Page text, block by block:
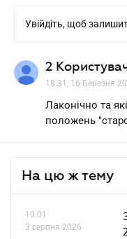
Увійдіть, щоб
2
18.31, 16 Березня
Лаконічно та
положень
На цю ж тему
10.01
3 серпня 2026